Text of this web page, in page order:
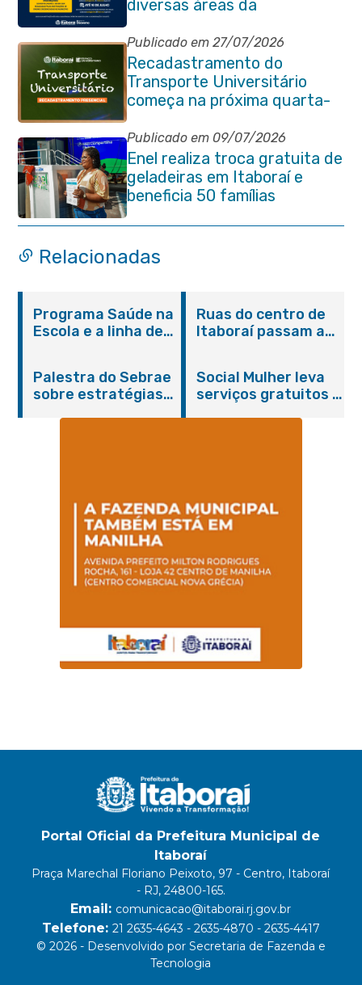
diversas áreas da
administração pública
Publicado em 27/07/2026
Recadastramento do
Transporte Universitário
começa na próxima quarta-
feira (29/07)
Publicado em 09/07/2026
Enel realiza troca gratuita de
geladeiras em Itaboraí e
beneficia 50 famílias
Relacionadas
Programa Saúde na
Escola e a linha de
promovem
conscientização
sobre hanseníase
Ruas do centro de
Itaboraí passam a
Palestra do Sebrae
sobre estratégias
Social Mulher leva
serviços gratuitos à
Portal Oficial da Prefeitura Municipal de
Itaboraí
Praça Marechal Floriano Peixoto, 97 - Centro, Itaboraí
- RJ, 24800-165.
Email: comunicacao@itaborai.rj.gov.br
Telefone: 21 2635-4643 - 2635-4870 - 2635-4417
© 2026 - Desenvolvido por Secretaria de Fazenda e
Tecnologia